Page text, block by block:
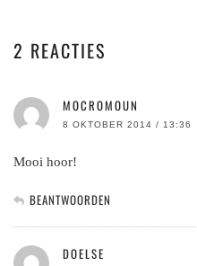
2 REACTIES
MOCROMOUN
8 OKTOBER 2014 / 13:36
Mooi hoor!
BEANTWOORDEN
DOELSE